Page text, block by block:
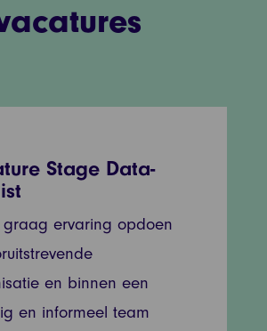
Stage Data-
graag ervaring opdoen
en binnen een
en informeel team